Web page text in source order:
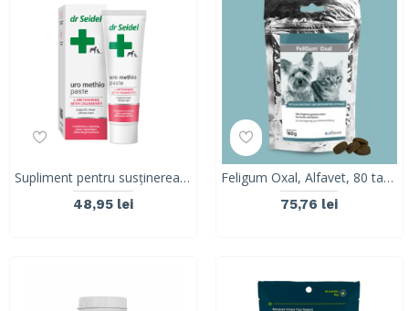
Supliment pentru susținerea tractului urinar inferior la câini și pisici Dr Seidel Uro Methio Paste
48,95 lei
Feligum Oxal, Alfavet, 80 tablete
75,76 lei